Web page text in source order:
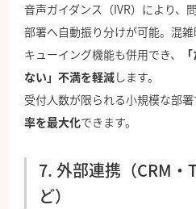
音声ガイダンス（IVR）により、
部署へ自動振り分けが可能。混
キューイング機能も併用でき、
ない」不満を軽減します。
受付人数が限られる小規模な部署
率を最大化できます。
7. 外部連携（CRM
ど）